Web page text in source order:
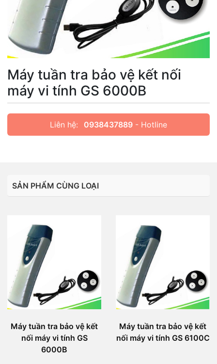
Máy tuần tra bảo vệ kết nối
máy vi tính GS 6000B
Liên hệ: 0938437889 - Hotline
SẢN PHẨM CÙNG LOẠI
Máy tuần tra bảo vệ kết
nối máy vi tính GS
6000B
Máy tuần tra bảo vệ kết
nối máy vi tính GS 6100C